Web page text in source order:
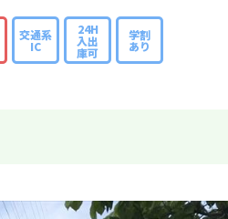
交通系
IC
24H
入出
庫可
学割
あり